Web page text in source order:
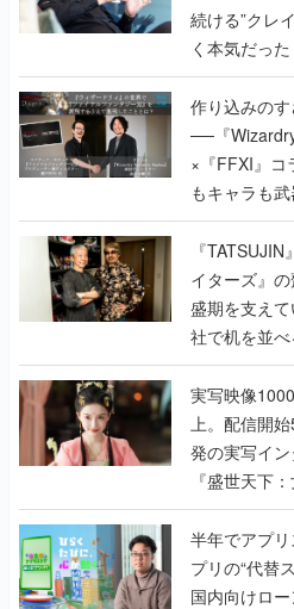
作り込みの
──『
×『FFXI』コ
もキャラも武
で作り込まれ
く
『TATSUJIN
イターズ』
盛期を支え
社で机を並
『TATSUJIN
んだレジェ
実写映像
上。配信開始
発の実写イ
『盛世天下：
うこだわり
半年でアプリス
プリの“代替
国内向けロ
『あっぷア
てみた
インタビューの記事一覧